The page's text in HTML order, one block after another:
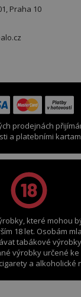
Praha 10
prodejnách
a platebními
které mohou
18 let. Osobám
tabákové
výrobky určené
a alkoholické